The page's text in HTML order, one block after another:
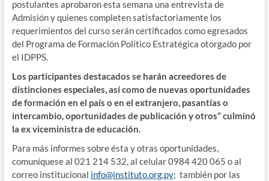
postulantes aprobaron esta semana una entrevista de
Admisión y quienes completen satisfactoriamente los
requerimientos del curso serán certificados como egresados
del Programa de Formación Político Estratégica otorgado por
el IDPPS.
Los participantes destacados se harán acreedores de
distinciones especiales, así como de nuevas oportunidades
de formación en el país o en el extranjero, pasantías o
intercambio, oportunidades de publicación y otros” culminó
la ex viceministra de educación.
Para más informes sobre ésta y otras oportunidades,
comuníquese al 021 214 532, al celular 0984 420 065 o al
correo institucional info@instituto.org.py; también por las